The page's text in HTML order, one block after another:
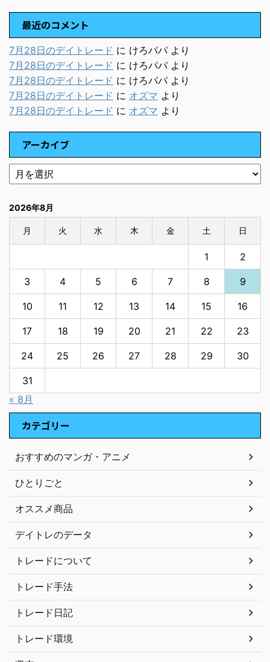
最近のコメント
7月28日のデイトレード に けろパパより
7月28日のデイトレード に けろパパより
7月28日のデイトレード に けろパパより
7月28日のデイトレード に オズマ より
7月28日のデイトレード に オズマ より
アーカイブ
2026年8月
月 火 水 木 金 土 日
1 2
3 4 5 6 7 8 9
10 11 12 13 14 15 16
17 18 19 20 21 22 23
24 25 26 27 28 29 30
31
« 8月
カテゴリー
おすすめのマンガ・アニメ
ひとりごと
オススメ商品
デイトレのデータ
トレードについて
トレード手法
トレード日記
トレード環境